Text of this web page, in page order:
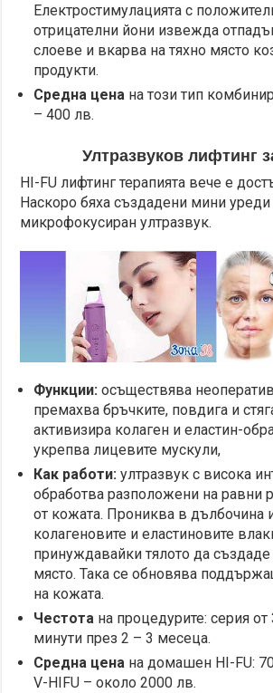
Електростимулацията с
отрицателни йони извежда
слоеве и вкарва на тяхно място
продукти.
Средна цена на този тип
– 400 лв.
Ултразвуков лифтинг
HI-FU лифтинг терапията вече е
Наскоро бяха създадени мини уреди
микрофокусиран ултразвук.
Функции: осъществява
премахва бръчките, повдига и
активизира колаген и еластин-
укрепва лицевите мускули,
Как работи: ултразвук с висока
обработва разположени на равни
от кожата. Прониква в дълбочина
колагеновите и еластиновите
принуждавайки тялото да създаде
място. Така се обновява
на кожата.
Честота на процедурите: серия от
минути през 2 – 3 месеца.
Средна цена на домашен HI-FU:
V-HIFU – около 2000 лв.